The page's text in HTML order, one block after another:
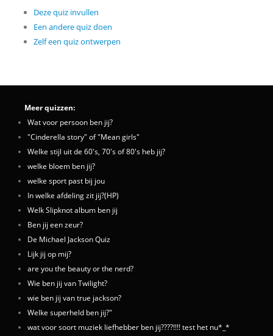
Deze quiz invullen
Een andere quiz doen
Zelf een quiz ontwerpen
Meer quizzen:
Wat voor persoon ben jij?
"Cinderella story" of "Mean girls"
Welke stijl uit de 60's, 70's of 80's heb jij?
welke bloem ben jij?
welke sport past bij jou
In welke afdeling zit jij?(HP)
Welk Slipknot album ben jij
Ben jij een zeur?
De Michael Jackson Quiz
Lijk jij op mij?
are you the beauty or the nerd?
Wie ben jij van Twilight?
wie ben jij van true jackson?
Welke superheld ben jij?"
wat voor soort muziek liefhebber ben jij????!!!! test het nu*_*